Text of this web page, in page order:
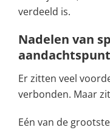
verdeeld is.
Nadelen van
Er zitten veel
verbonden. Maar
Eén van de